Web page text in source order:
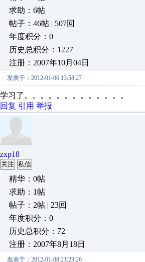
求助：6帖
帖子：46帖 | 507回
年度积分：0
历史总积分：1227
注册：2007年10月04日
发表于：2012-01-06 13:58:27
学习了。。。。。。。。。。。。。
回复 引用 举报
zxp18
关注 私信
精华：0帖
求助：1帖
帖子：2帖 | 23回
年度积分：0
历史总积分：72
注册：2007年8月18日
发表于：2012-01-08 21:23:26